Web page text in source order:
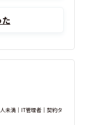
未満｜IT管理者｜契約タ